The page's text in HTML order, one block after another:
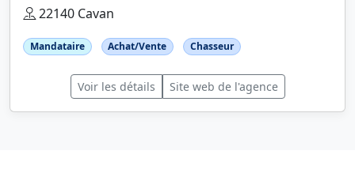
22140 Cavan
Mandataire Achat/Vente Chasseur
Voir les détails Site web de l'agence